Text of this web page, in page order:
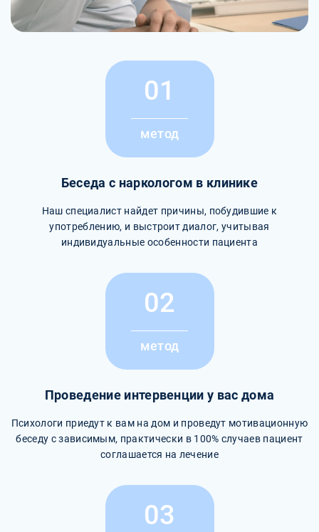
01
метод
Беседа с наркологом в клинике
Наш специалист найдет причины, побудившие к
употреблению, и выстроит диалог, учитывая
индивидуальные особенности пациента
02
метод
Проведение интервенции у вас дома
Психологи приедут к вам на дом и проведут мотивационную
беседу с зависимым, практически в 100% случаев пациент
соглашается на лечение
03